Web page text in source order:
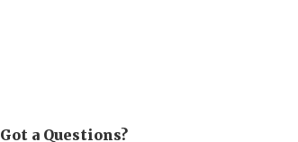
Got a Questions?